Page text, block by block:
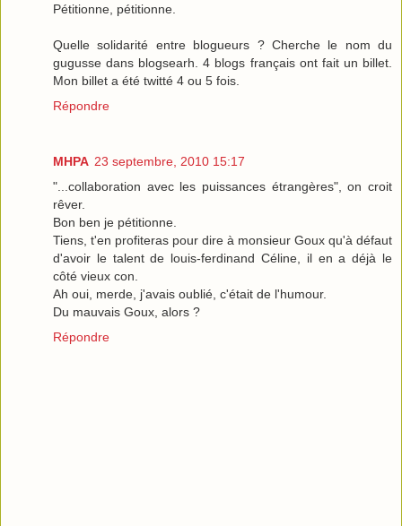
Pétitionne, pétitionne.
Quelle solidarité entre blogueurs ? Cherche le nom du
gugusse dans blogsearh. 4 blogs français ont fait un billet.
Mon billet a été twitté 4 ou 5 fois.
Répondre
MHPA 23 septembre, 2010 15:17
"...collaboration avec les puissances étrangères", on croit
rêver.
Bon ben je pétitionne.
Tiens, t'en profiteras pour dire à monsieur Goux qu'à défaut
d'avoir le talent de louis-ferdinand Céline, il en a déjà le
côté vieux con.
Ah oui, merde, j'avais oublié, c'était de l'humour.
Du mauvais Goux, alors ?
Répondre